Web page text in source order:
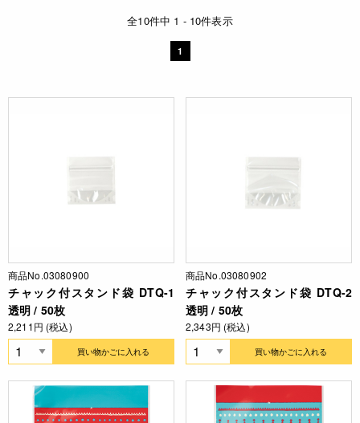
全10件中 1 - 10件表示
1
商品No.03080900
チャック付スタンド袋 DTQ-1
透明 / 50枚
2,211円 (税込)
買い物かごに入れる
商品No.03080902
チャック付スタンド袋 DTQ-2
透明 / 50枚
2,343円 (税込)
買い物かごに入れる